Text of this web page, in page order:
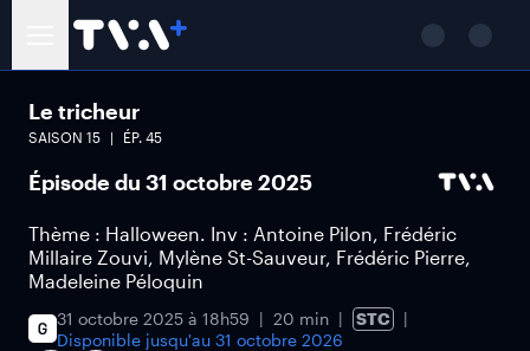
Le tricheur
SAISON 15 ÉP. 45
Épisode du 31 octobre 2025
Thème : Halloween. Inv : Antoine Pilon, Frédéric
Millaire Zouvi, Mylène St-Sauveur, Frédéric Pierre,
Madeleine Péloquin
31 octobre 2025 à 18h59 20 min
STC
Disponible jusqu'au 31 octobre 2026